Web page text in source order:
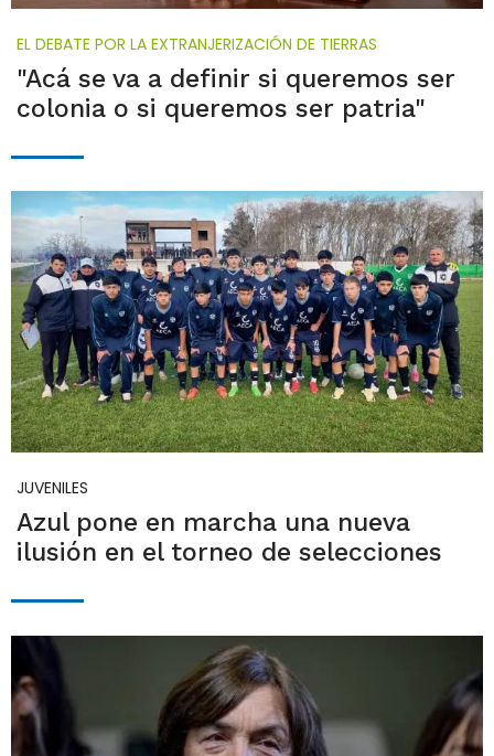
EL DEBATE POR LA EXTRANJERIZACIÓN DE TIERRAS
"Acá se va a definir si queremos ser
colonia o si queremos ser patria"
JUVENILES
Azul pone en marcha una nueva
ilusión en el torneo de selecciones